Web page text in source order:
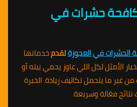
حشرات في
الحشرات في العجوزةتقدمخدماتها
الأمثل لكل اللي عاوز يحمي بيته أو
غير ما يتحمل تكاليف زيادة. الخبرة
فعّالة وسريعة.